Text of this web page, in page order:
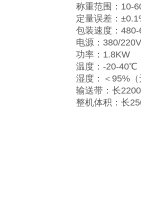
称重范围：10-
定量误差：
包装速度：
电源：380/
功率：1.8KW
温度：-20-40℃
湿度：＜95%
输送带：长
整机体积：长